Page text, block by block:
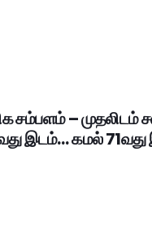
சம்பளம் – முதலிடம்
இடம்… கமல்